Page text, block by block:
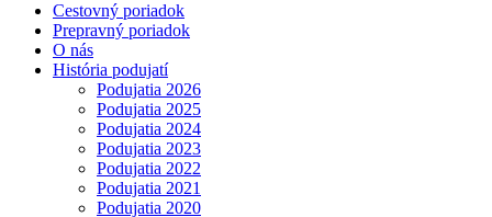
Cestovný poriadok
Prepravný poriadok
O nás
História podujatí
Podujatia 2026
Podujatia 2025
Podujatia 2024
Podujatia 2023
Podujatia 2022
Podujatia 2021
Podujatia 2020